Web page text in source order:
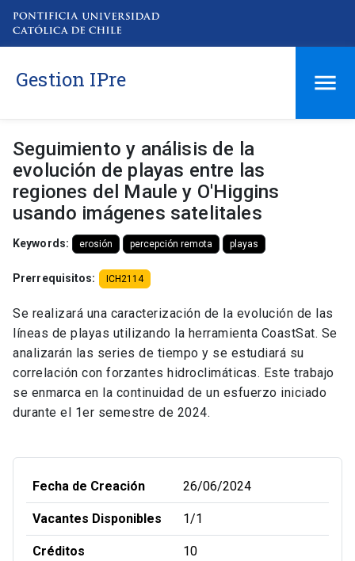
Gestion IPre
Seguimiento y análisis de la
evolución de playas entre las
regiones del Maule y O'Higgins
usando imágenes satelitales
Keywords: erosión percepción remota playas
Prerrequisitos: ICH2114
Se realizará una caracterización de la evolución de las
líneas de playas utilizando la herramienta CoastSat. Se
analizarán las series de tiempo y se estudiará su
correlación con forzantes hidroclimáticas. Este trabajo
se enmarca en la continuidad de un esfuerzo iniciado
durante el 1er semestre de 2024.
Fecha de Creación 26/06/2024
Vacantes Disponibles 1/1
Créditos 10